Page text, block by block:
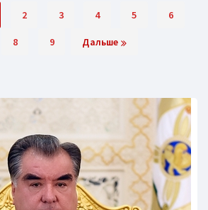
2 3 4 5 6
8 9 Дальше